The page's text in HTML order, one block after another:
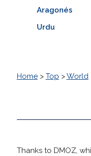
Aragonés
Urdu
Home> Top >World
Thanks to DMOZ,